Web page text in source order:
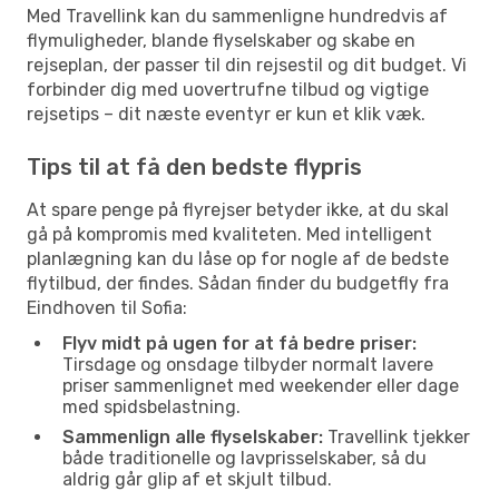
Med Travellink kan du sammenligne hundredvis af
flymuligheder, blande flyselskaber og skabe en
rejseplan, der passer til din rejsestil og dit budget. Vi
forbinder dig med uovertrufne tilbud og vigtige
rejsetips – dit næste eventyr er kun et klik væk.
Tips til at få den bedste flypris
At spare penge på flyrejser betyder ikke, at du skal
gå på kompromis med kvaliteten. Med intelligent
planlægning kan du låse op for nogle af de bedste
flytilbud, der findes. Sådan finder du budgetfly fra
Eindhoven til Sofia:
Flyv midt på ugen for at få bedre priser:
Tirsdage og onsdage tilbyder normalt lavere
priser sammenlignet med weekender eller dage
med spidsbelastning.
Sammenlign alle flyselskaber: Travellink tjekker
både traditionelle og lavprisselskaber, så du
aldrig går glip af et skjult tilbud.